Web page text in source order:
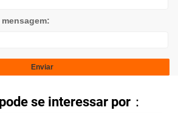
se interessar por：